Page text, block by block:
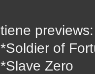
tiene previews:
*Soldier of
*Slave Zero